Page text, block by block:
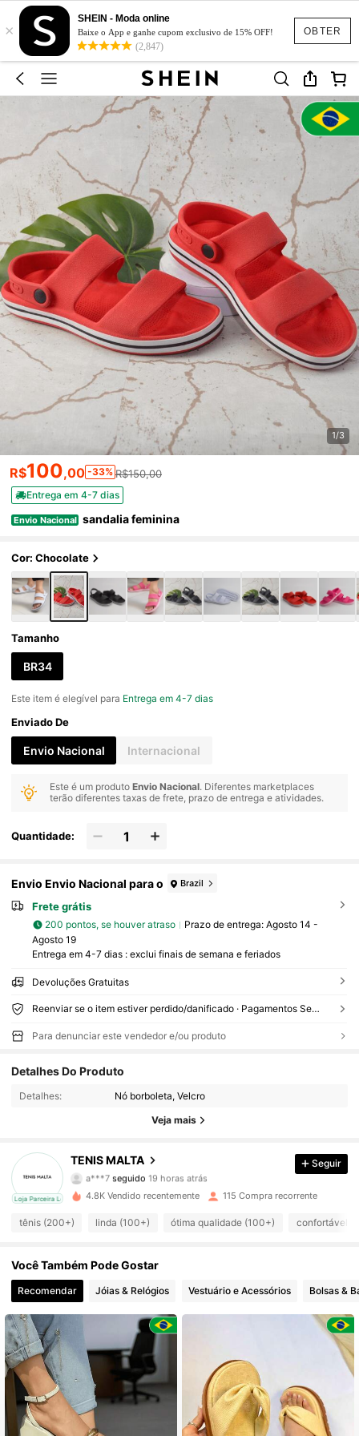
OBTER
×
SHEIN - Moda online
Baixe o App e ganhe cupom exclusivo de 15% OFF!
(2,847)
1/3
R$100,00 -33% R$150,00
Entrega em 4-7 dias
Envio Nacional sandalia feminina
Cor: Chocolate
Tamanho
BR34
Este item é elegível para Entrega em 4-7 dias
Enviado De
Envio Nacional Internacional
Este é um produtoEnvio Nacional. Diferentes marketplaces
terão diferentes taxas de frete, prazo de entrega e atividades.
Quantidade:
Envio Envio Nacional para o Brazil
Frete grátis
200 pontos, se houver atraso Prazo de entrega: Agosto 14 -
Agosto 19
Entrega em 4-7 dias : exclui finais de semana e feriados
Devoluções Gratuitas
Reenviar se o item estiver perdido/danificado · Pagamentos Seguros · Proteção de privacidade
Para denunciar este vendedor e/ou produto
Detalhes Do Produto
Detalhes: Nó borboleta, Velcro
Veja mais
Loja Parceira Local
TENIS MALTA
4,69 441 Seguidores
441 Seguidores
4,69
a***7 seguido 19 horas atrás
4,69
4,69 441 Seguidores
4,69 441 Seguidores
441 Seguidores
4,69 441 Seguidores
4,69
Seguir
4.8K Vendido recentemente 115 Compra recorrente
tênis (200+) linda (100+) ótima qualidade (100+) confortável
Você Também Pode Gostar
Recomendar Jóias & Relógios Vestuário e Acessórios Bolsas &